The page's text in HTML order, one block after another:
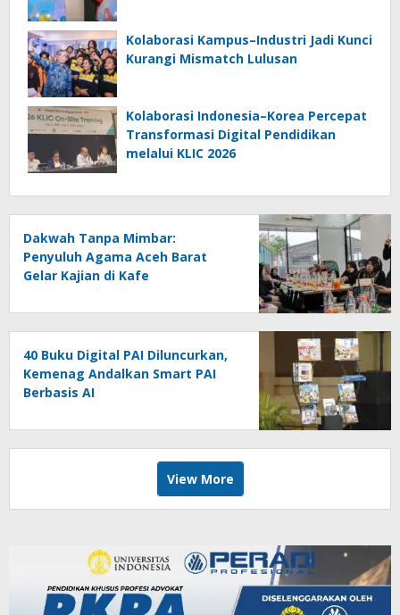
Kolaborasi Kampus–Industri Jadi Kunci
Kurangi Mismatch Lulusan
Kolaborasi Indonesia–Korea Percepat
Transformasi Digital Pendidikan
melalui KLIC 2026
Dakwah Tanpa Mimbar:
Penyuluh Agama Aceh Barat
Gelar Kajian di Kafe
40 Buku Digital PAI Diluncurkan,
Kemenag Andalkan Smart PAI
Berbasis AI
View More